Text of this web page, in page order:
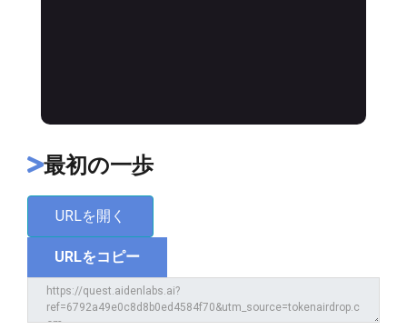
最初の一歩
URLを開く
URLをコピー